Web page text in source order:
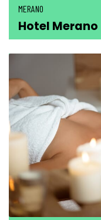
MERANO
Hotel Merano